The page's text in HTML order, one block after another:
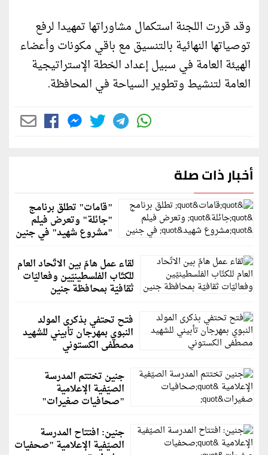
وقد قررت اللجنة استكمال مشاوراتها تمهيدا لرفع
توصياتها النهائية بالتنسيق مع باقي مكونات وأعضاء
الهيئة العامة في سبيل إعداد الخطة الإستراتيجية
العامة لتنشيط وتطوير السياحة في المحافظة.
أخبار ذات صلة
"قامات" تطلق برنامج
"جائلة" وتعرض فيلم
"مشروع شهيد" في جنين
لقاء عمل هامّ بين الاتّحاد العام
للكتّاب الفلسطينيّين وفعاليّات
ثقافيّة بمحافظة جنين
فتح تحتفي بذكرى المولد
النبوي بمهرجان تأبيني للشهيد
مصطفى الكستوني
جنين تختتم المدرسة
الصيّفية الإعلامية
"صحافيات صغيرات"
جنين: افتتاح المدرسة
الصيّفية الإعلامية "صحفيات